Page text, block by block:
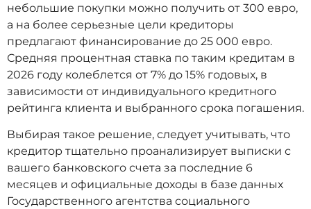
небольшие покупки можно получить от 300 евро,
а на более серьезные цели кредиторы
предлагают финансирование до 25 000 евро.
Средняя процентная ставка по таким кредитам в
2026 году колеблется от 7% до 15% годовых, в
зависимости от индивидуального кредитного
рейтинга клиента и выбранного срока погашения.
Выбирая такое решение, следует учитывать, что
кредитор тщательно проанализирует выписки с
вашего банковского счета за последние 6
месяцев и официальные доходы в базе данных
Государственного агентства социального